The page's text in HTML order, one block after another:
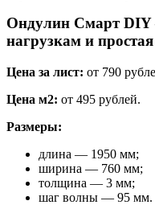
Ондулин Смарт DIY
нагрузкам и
Цена за лист: от 790
Цена м2: от 495 рублей.
Размеры:
длина — 1950 мм;
ширина — 760 мм;
толщина — 3 мм;
шаг волны — 95 мм.